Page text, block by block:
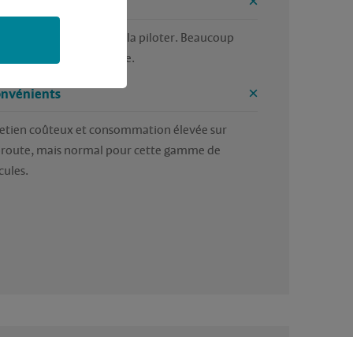
confortable, agréable à la piloter. Beaucoup
d'aide à la conduite.
coûteux et consommation élevée sur
mais normal pour cette gamme de